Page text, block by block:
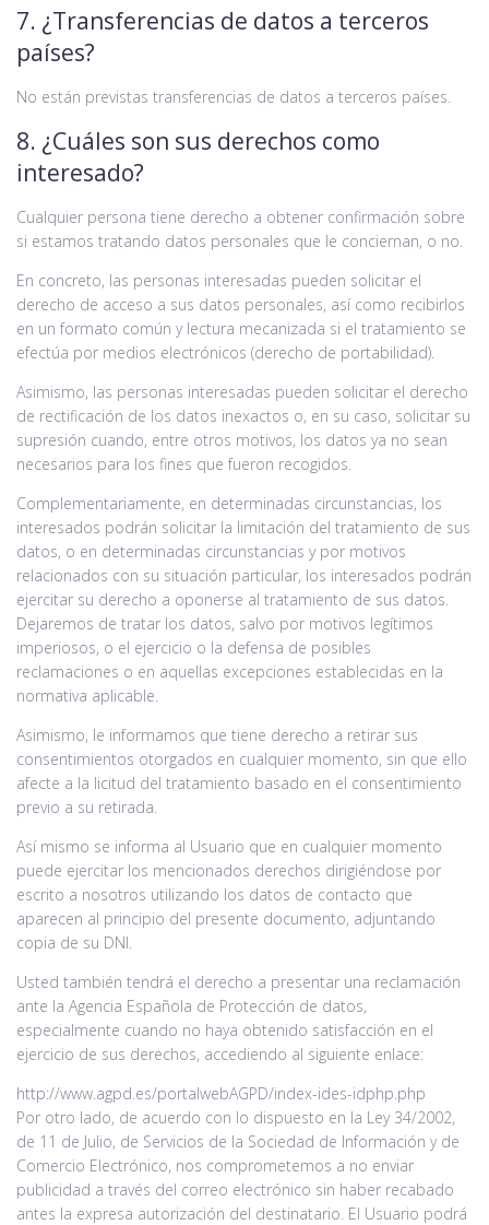
7. ¿Transferencias de datos a terceros
países?
No están previstas transferencias de datos a terceros países.
8. ¿Cuáles son sus derechos como
interesado?
Cualquier persona tiene derecho a obtener confirmación sobre
si estamos tratando datos personales que le conciernan, o no.
En concreto, las personas interesadas pueden solicitar el
derecho de acceso a sus datos personales, así como recibirlos
en un formato común y lectura mecanizada si el tratamiento se
efectúa por medios electrónicos (derecho de portabilidad).
Asimismo, las personas interesadas pueden solicitar el derecho
de rectificación de los datos inexactos o, en su caso, solicitar su
supresión cuando, entre otros motivos, los datos ya no sean
necesarios para los fines que fueron recogidos.
Complementariamente, en determinadas circunstancias, los
interesados podrán solicitar la limitación del tratamiento de sus
datos, o en determinadas circunstancias y por motivos
relacionados con su situación particular, los interesados podrán
ejercitar su derecho a oponerse al tratamiento de sus datos.
Dejaremos de tratar los datos, salvo por motivos legítimos
imperiosos, o el ejercicio o la defensa de posibles
reclamaciones o en aquellas excepciones establecidas en la
normativa aplicable.
Asimismo, le informamos que tiene derecho a retirar sus
consentimientos otorgados en cualquier momento, sin que ello
afecte a la licitud del tratamiento basado en el consentimiento
previo a su retirada.
Así mismo se informa al Usuario que en cualquier momento
puede ejercitar los mencionados derechos dirigiéndose por
escrito a nosotros utilizando los datos de contacto que
aparecen al principio del presente documento, adjuntando
copia de su DNI.
Usted también tendrá el derecho a presentar una reclamación
ante la Agencia Española de Protección de datos,
especialmente cuando no haya obtenido satisfacción en el
ejercicio de sus derechos, accediendo al siguiente enlace:
http://www.agpd.es/portalwebAGPD/index-ides-idphp.php
Por otro lado, de acuerdo con lo dispuesto en la Ley 34/2002,
de 11 de Julio, de Servicios de la Sociedad de Información y de
Comercio Electrónico, nos comprometemos a no enviar
publicidad a través del correo electrónico sin haber recabado
antes la expresa autorización del destinatario. El Usuario podrá